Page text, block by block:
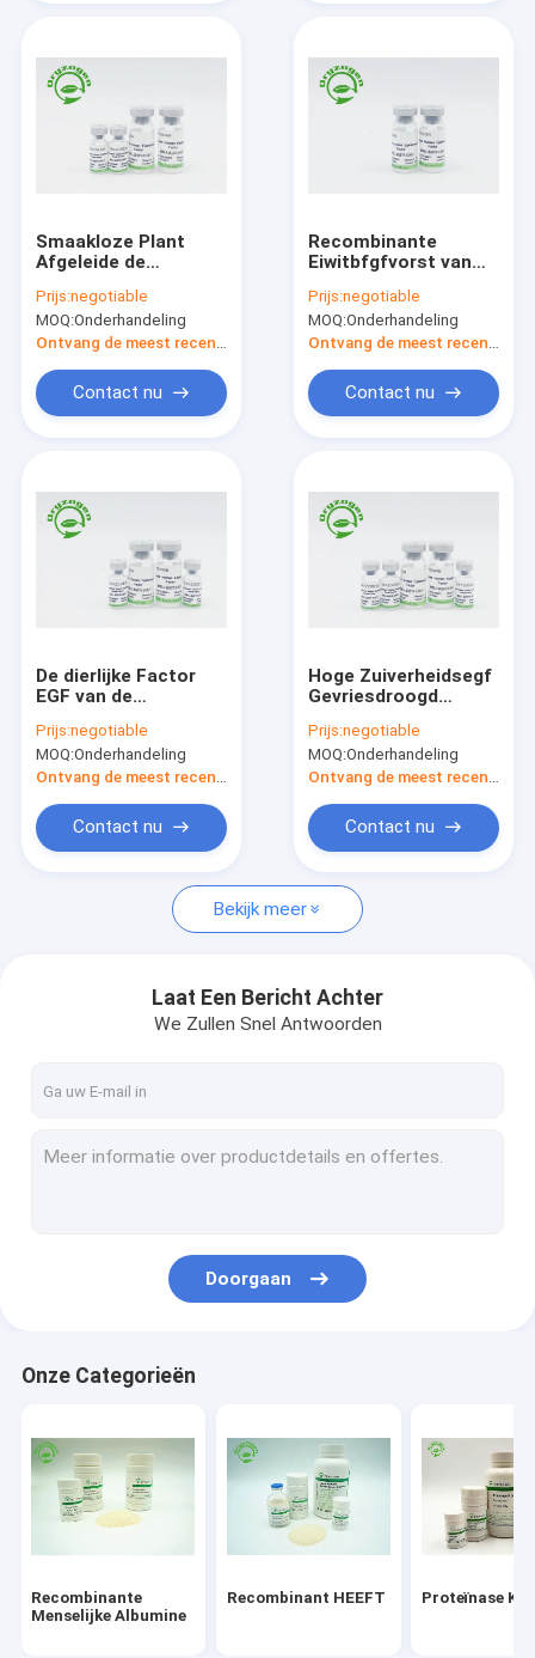
Producten
Over ons
Contacteer ons
Recombinant HEEFT
Proteïnase K
Recombinante Fibronectin
bFGF de Groeifactor
Recombinante Menselijke Lactoferrin
De recombinante Eiwitdienst
Recombinant Lypozyme
Smaakloze Plant
Afgeleide de
bFGF Geen Dierlijke
Component
Prijs:negotiable
MOQ:Onderhandeling
Ontvang de meest recente Prijs
Contact nu
Recombinante
Eiwitbfgfvorst van
Prijs:negotiable
MOQ:Onderhandeling
Ontvang de meest recente Prijs
Contact nu
De dierlijke Factor
EGF van de
Recombinante Groei
Prijs:negotiable
MOQ:Onderhandeling
Ontvang de meest recente Prijs
Contact nu
Hoge Zuiverheidsegf
Gevriesdroogd
Gediplomeerd voor
Schoonheidsverzorging
Prijs:negotiable
MOQ:Onderhandeling
Ontvang de meest recente Prijs
Contact nu
Bekijk meer
Laat Een Bericht Achter
We Zullen Snel Antwoorden
Doorgaan
Onze Categorieën
Recombinante
Menselijke Albumine
Recombinant HEEFT Proteïnase K